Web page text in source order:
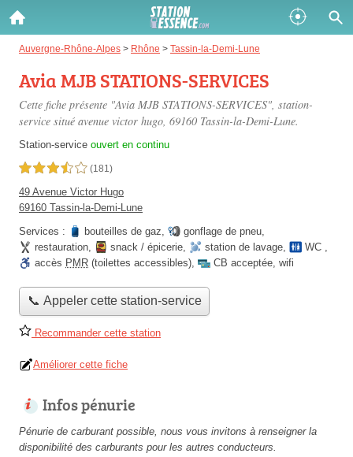
Auvergne-Rhône-Alpes > Rhône > Tassin-la-Demi-Lune
Avia MJB STATIONS-SERVICES
Cette fiche présente "Avia MJB STATIONS-SERVICES", station-
service situé avenue victor hugo, 69160 Tassin-la-Demi-Lune.
Station-service ouvert en continu
3,5 étoiles sur 5 (181)
49 Avenue Victor Hugo
69160 Tassin-la-Demi-Lune
Services :
bouteilles de gaz, gonflage de pneu,
restauration, snack / épicerie, station de lavage, WC ,
accès PMR (toilettes accessibles), CB acceptée, wifi
📞 Appeler cette station-service
Recommander cette station
Améliorer cette fiche
Infos pénurie
Pénurie de carburant possible, nous vous invitons à renseigner la
disponibilité des carburants pour les autres conducteurs.
Gazole :
Disponible Épuisé
SP 98 :
Disponible
SP 95 :
Disponible